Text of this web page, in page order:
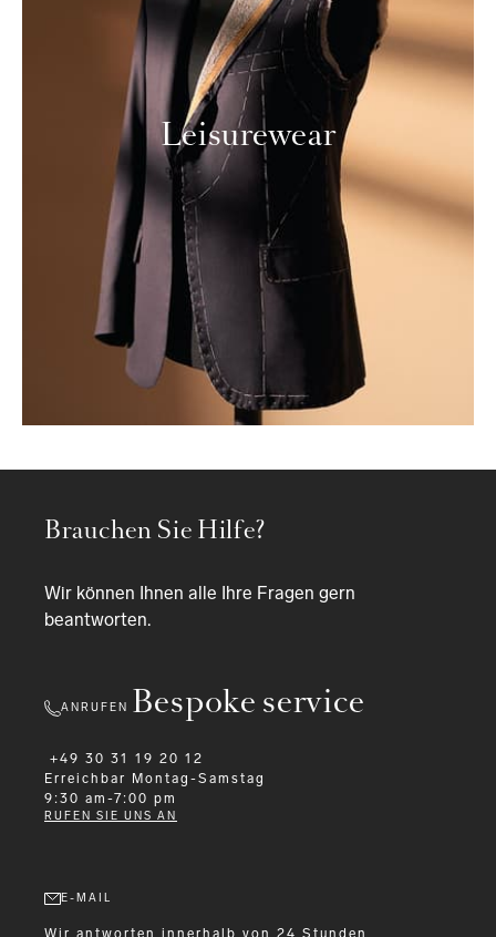
Leisurewear
Bespoke service
Brauchen Sie Hilfe?
Wir können Ihnen alle Ihre Fragen gern
beantworten.
ANRUFEN
+49 30 31 19 20 12
Erreichbar
Montag-Samstag
9:30 am-7:00 pm
RUFEN SIE UNS AN
E-MAIL
Wir antworten innerhalb von 24 Stunden